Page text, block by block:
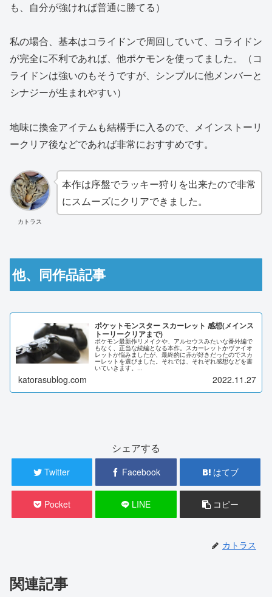
も、自分が強ければ普通に勝てる）
私の場合、基本はコライドンで周回していて、コライドン
が完全に不利であれば、他ポケモンを使ってました。（コ
ライドンは強いのもそうですが、シンプルに他メンバーと
シナジーが生まれやすい）
地味に換金アイテムも結構手に入るので、メインストーリ
ークリア後などであれば非常におすすめです。
カトラス
本作は序盤でラッキー狩りを出来たので非常
にスムーズにクリアできました。
他、同作品記事
ポケットモンスター スカーレット 感想(メインス
トーリークリアまで)
ポケモン最新作リメイクや、アルセウスみたいな番外編で
もなく、正当な続編となる本作。スカーレットかヴァイオ
レットか悩みましたが、最終的に赤が好きだったのでスカ
ーレットを選びました。それでは、それぞれ感想などを書
いていきます。...
katorasublog.com 2022.11.27
シェアする
Twitter Facebook はてブ
Pocket LINE コピー
カトラス
関連記事